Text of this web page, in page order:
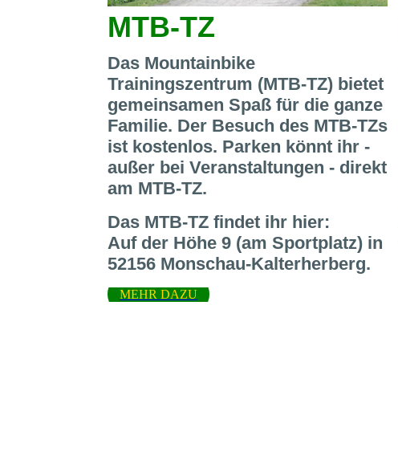
MTB-TZ
Das Mountainbike
Trainingszentrum (MTB-TZ) bietet
gemeinsamen Spaß für die ganze
Familie. Der Besuch des MTB-TZs
ist kostenlos. Parken könnt ihr -
außer bei Veranstaltungen - direkt
am MTB-TZ.
Das MTB-TZ findet ihr hier:
Auf der Höhe 9 (am Sportplatz) in
52156 Monschau-Kalterherberg.
MEHR DAZU